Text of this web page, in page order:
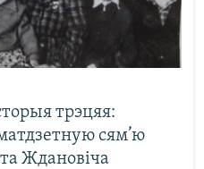
трэцяя:
сям’ю
Ждановіча